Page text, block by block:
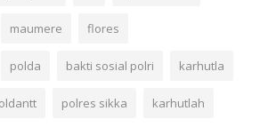
maumere flores
polda bakti sosial polri karhutla
polres sikka karhutlah